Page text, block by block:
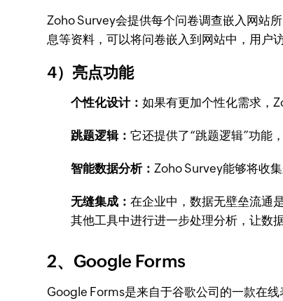
Zoho Survey会提供每个问卷调查嵌入网站
息等资料，可以将问卷嵌入到网站中，用户
4）亮点功能
个性化设计：如果有更加个性化需求，
跳题逻辑：它还提供了“跳题逻辑”功能
智能数据分析：Zoho Survey能够将收
无缝集成：在企业中，数据无壁垒流通
其他工具中进行进一步处理分析，让数
2、Google Forms
Google Forms是来自于谷歌公司的一款在